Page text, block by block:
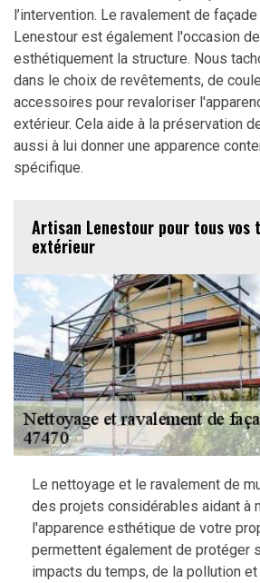
l’intervention. Le ravalement de
Lenestour est également l'occasion
esthétiquement la structure. Nous
dans le choix de revêtements, de
accessoires pour revaloriser
extérieur. Cela aide à la préservation
aussi à lui donner une apparence
spécifique.
Artisan Lenestour pour tous vos
extérieur
Le nettoyage et le ravalement de
des projets considérables aidant à
l'apparence esthétique de votre
permettent également de protéger
impacts du temps, de la pollution